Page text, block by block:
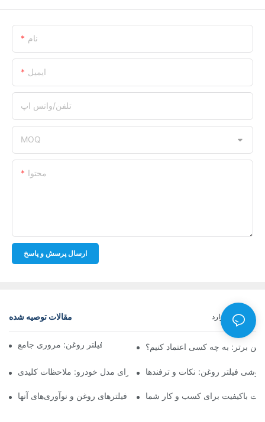
نام
ایمیل
تلفن/واتس اپ
MOQ
محتوا
ارسال پرسش و پاسخ
مقالات توصیه شده خبر موارد
شرکت‌های برتر تولیدکننده فیلتر روغن: مروری جامعبرتر: به چه کسی اعتماد کنیم؟
انتخاب فیلتر روغن مناسب برای مدل خودرو: ملاحظات کلیدی
فیلتر روغن: نکات و ترفندها
نگاهی به تولیدکنندگان پیشرو فیلترهای روغن و نوآوری‌های آنها
باکیفیت برای کسب و کار شما